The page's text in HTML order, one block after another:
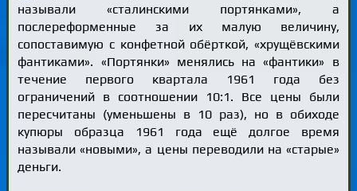
называли «сталинскими портянками», а
послереформенные за их малую величину,
сопоставимую с конфетной обёрткой, «хрущёвскими
фантиками». «Портянки» менялись на «фантики» в
течение первого квартала 1961 года без
ограничений в соотношении 10:1. Все цены были
пересчитаны (уменьшены в 10 раз), но в обиходе
купюры образца 1961 года ещё долгое время
называли «новыми», а цены переводили на «старые»
деньги.